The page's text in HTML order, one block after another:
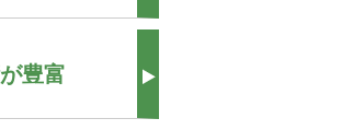
豊富